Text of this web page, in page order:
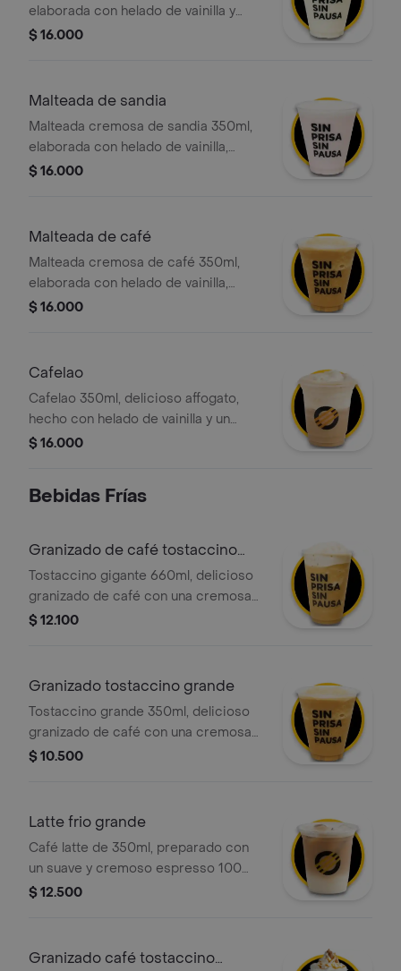
elaborada con helado de vainilla y
leche deslactosada, con la opción de
$ 16.000
Malteada de sandia
Malteada cremosa de sandia 350ml,
elaborada con helado de vainilla,
leche deslactosada y nuestro
elección.
$ 16.000
Malteada de café
Malteada cremosa de café 350ml,
elaborada con helado de vainilla,
leche deslactosada y nuestro
de agregar el topping de tu elección.
$ 16.000
Cafelao
Cafelao 350ml, delicioso affogato,
hecho con helado de vainilla y un
delicioso espresso doble 100
$ 16.000
Bebidas Frías
Granizado de café tostaccino
gigante
Tostaccino gigante 660ml, delicioso
granizado de café con una cremosa
mezcla de café 100 porciento
elección.
$ 12.100
Granizado tostaccino grande
Tostaccino grande 350ml, delicioso
granizado de café con una cremosa
mezcla de café 100 porciento
elección.
$ 10.500
Latte frio grande
Café latte de 350ml, preparado con
un suave y cremoso espresso 100
porciento colombiano, la cantidad
$ 12.500
Granizado café tostaccino